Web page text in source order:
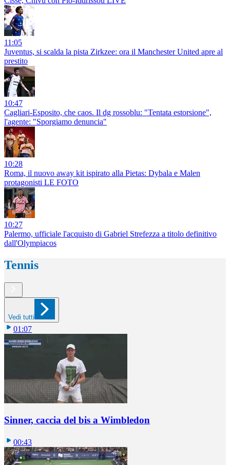
11:05
Juventus, si scalda la pista Zirkzee: ora il Manchester United apre al
prestito
10:47
Cagliari-Esposito, che caos. Il dg rossoblu: "Tentata estorsione",
l'agente: "Sporgiamo denuncia"
10:28
Roma, il nuovo away kit ispirato alla Pietas: Dybala e Malen
protagonisti LE FOTO
10:27
Palermo, ufficiale l'acquisto di Gabriel Strefezza a titolo definitivo
dall'Olympiacos
Tennis
Vedi tutti
01:07
Sinner, caccia del bis a Wimbledon
00:43